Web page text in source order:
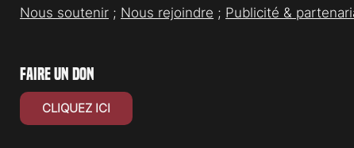
Nous soutenir ; Nous rejoindre ; Publicité &
faire un don
CLIQUEZ ICI